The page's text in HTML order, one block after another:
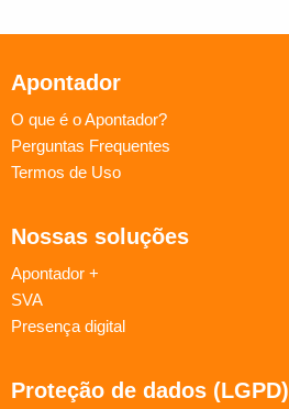
Apontador
O que é o Apontador?
Perguntas Frequentes
Termos de Uso
Nossas soluções
Apontador +
SVA
Presença digital
Proteção de dados (LGPD)